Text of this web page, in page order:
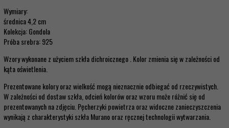
Wymiary:
średnica 4,2 cm
Kolekcja: Gondola
Próba srebra: 925
Wzory wykonane z użyciem szkła dichroicznego . Kolor zmienia się w zależności od
kąta oświetlenia.
Prezentowane kolory oraz wielkość mogą nieznacznie odbiegać od rzeczywistych.
W zależności od dostaw szkła, odcień kolorów oraz wzoru może różnić się od
prezentowanych na zdjęciu. Pęcherzyki powietrza oraz widoczne zanieczyszczenia
wynikają z charakterystyki szkła Murano oraz ręcznej technologii wytwarzania.